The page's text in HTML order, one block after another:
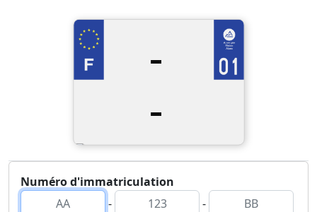
-
-
Numéro d'immatriculation
-
-